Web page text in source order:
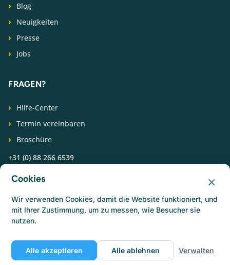
Blog
Neuigkeiten
Presse
Jobs
FRAGEN?
Hilfe-Center
Termin vereinbaren
Broschüre
+31 (0) 88 266 6539
FOLGEN SIE UNS
© Catermonkey
Cookies ×
Wir verwenden Cookies, damit die Website funktioniert, und
mit Ihrer Zustimmung, um zu messen, wie Besucher sie
nutzen.
Alle akzeptieren Alle ablehnen Verwalten